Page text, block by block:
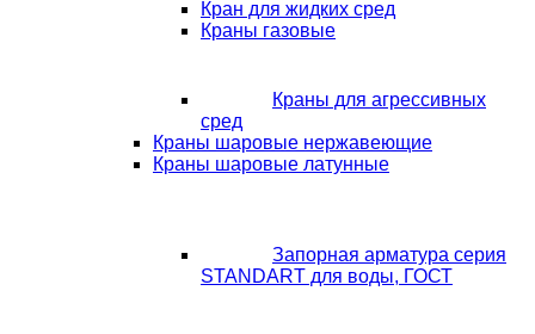
Кран для жидких сред
Краны газовые
Краны для агрессивных
сред
Краны шаровые нержавеющие
Краны шаровые латунные
Запорная арматура серия
STANDART для воды, ГОСТ